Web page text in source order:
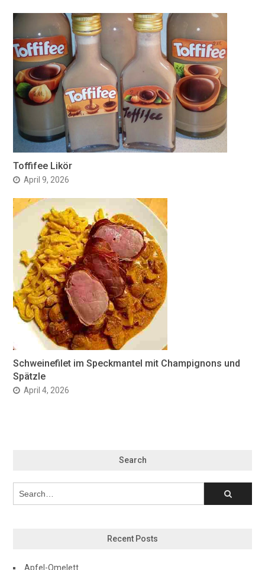
Toffifee Likör
April 9, 2026
Schweinefilet im Speckmantel mit Champignons und
Spätzle
April 4, 2026
Search
Recent Posts
Apfel-Omelett